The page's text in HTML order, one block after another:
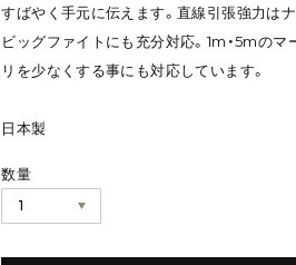
すばやく手元に伝えます。直線引張強力は
ビッグファイトにも充分対応。1m・5mのマ
リを少なくする事にも対応しています。
日本製
数量